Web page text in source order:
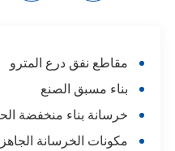
مقاطع نفق درع المترو
بناء مسبق الصنع
خرسانة بناء منخفضة
مكونات الخرسانة